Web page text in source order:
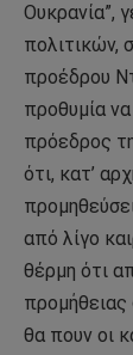
Ουκρανία”,
πολιτικών,
προέδρου
προθυμία
πρόεδρος
ότι, κατ’
από λίγο
θέρμη ότι
θα πουν οι